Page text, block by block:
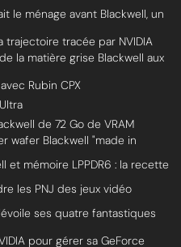
le ménage avant Blackwell, un
trajectoire tracée par NVIDIA
la matière grise Blackwell aux
Rubin CPX
de 72 Go de VRAM
wafer Blackwell "made in
et mémoire LPPDR6 : la recette
les PNJ des jeux vidéo
ses quatre fantastiques
pour gérer sa GeForce